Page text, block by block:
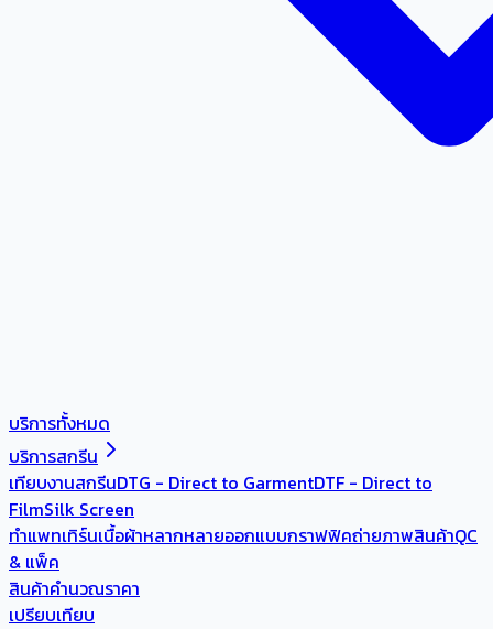
บริการทั้งหมด
บริการสกรีน
เทียบงานสกรีนDTG - Direct to GarmentDTF - Direct to
FilmSilk Screen
ทำแพทเทิร์นเนื้อผ้าหลากหลายออกแบบกราฟฟิคถ่ายภาพสินค้าQC
& แพ็ค
สินค้าคำนวณราคา
เปรียบเทียบ